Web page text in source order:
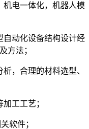
机电一体化，机器人模
自动化设备结构设计经
方法；
，合理的材料选型、
工工艺；
软件；